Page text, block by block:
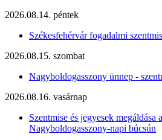
2026.08.14. péntek
Székesfehérvár fogadalmi
2026.08.15. szombat
Nagyboldogasszony ünnep -
2026.08.16. vasárnap
Szentmise és jegyesek megáldása
Nagyboldogasszony-napi búcsún